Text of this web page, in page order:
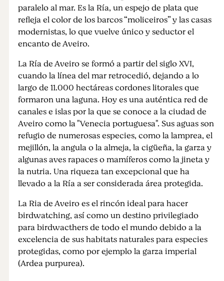
paralelo al mar. Es la Ría, un espejo de plata que
refleja el color de los barcos “moliceiros” y las casas
modernistas, lo que vuelve único y seductor el
encanto de Aveiro.
La Ría de Aveiro se formó a partir del siglo XVI,
cuando la línea del mar retrocedió, dejando a lo
largo de 11.000 hectáreas cordones litorales que
formaron una laguna. Hoy es una auténtica red de
canales e islas por la que se conoce a la ciudad de
Aveiro como la "Venecia portuguesa". Sus aguas son
refugio de numerosas especies, como la lamprea, el
mejillón, la angula o la almeja, la cigüeña, la garza y
algunas aves rapaces o mamíferos como la jineta y
la nutria. Una riqueza tan excepcional que ha
llevado a la Ría a ser considerada área protegida.
La Ria de Aveiro es el rincón ideal para hacer
birdwatching, así como un destino privilegiado
para birdwacthers de todo el mundo debido a la
excelencia de sus habitats naturales para especies
protegidas, como por ejemplo la garza imperial
(Ardea purpurea).